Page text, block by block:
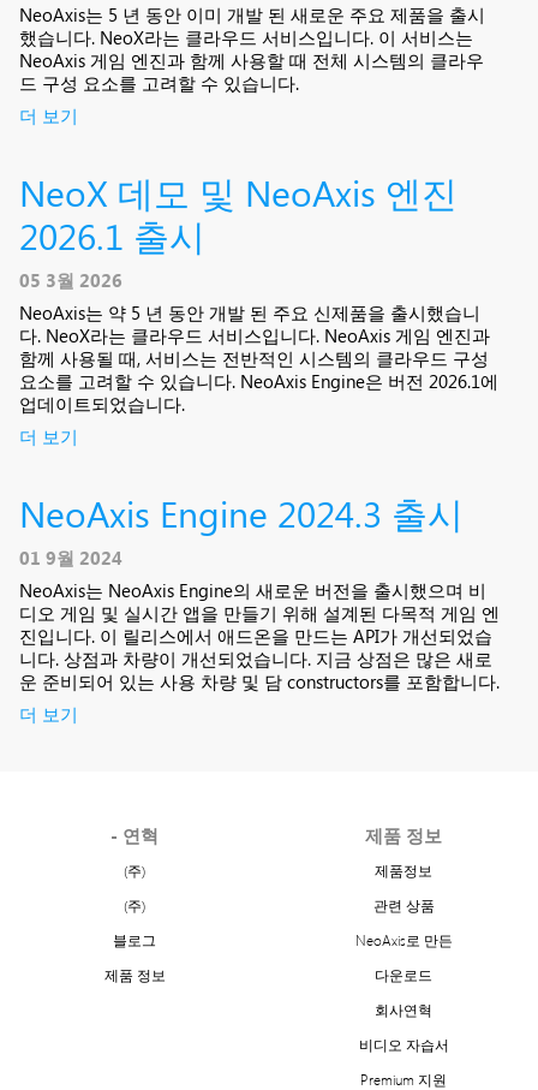
NeoAxis는 5 년 동안 이미 개발 된 새로운 주요 제품을 출시
했습니다. NeoX라는 클라우드 서비스입니다. 이 서비스는
NeoAxis 게임 엔진과 함께 사용할 때 전체 시스템의 클라우
드 구성 요소를 고려할 수 있습니다.
더 보기
NeoX 데모 및 NeoAxis 엔진
2026.1 출시
05 3월 2026
NeoAxis는 약 5 년 동안 개발 된 주요 신제품을 출시했습니
다. NeoX라는 클라우드 서비스입니다. NeoAxis 게임 엔진과
함께 사용될 때, 서비스는 전반적인 시스템의 클라우드 구성
요소를 고려할 수 있습니다. NeoAxis Engine은 버전 2026.1에
업데이트되었습니다.
더 보기
NeoAxis Engine 2024.3 출시
01 9월 2024
NeoAxis는 NeoAxis Engine의 새로운 버전을 출시했으며 비
디오 게임 및 실시간 앱을 만들기 위해 설계된 다목적 게임 엔
진입니다. 이 릴리스에서 애드온을 만드는 API가 개선되었습
니다. 상점과 차량이 개선되었습니다. 지금 상점은 많은 새로
운 준비되어 있는 사용 차량 및 담 constructors를 포함합니다.
더 보기
- 연혁
(주)
(주)
블로그
제품 정보
제품 정보
제품정보
관련 상품
NeoAxis로 만든
다운로드
회사연혁
비디오 자습서
Premium 지원